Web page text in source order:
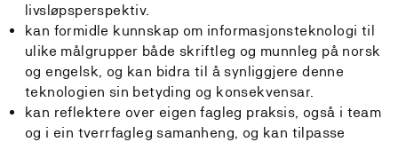
livsløpsperspektiv.
kan formidle kunnskap om informasjonsteknologi til
ulike målgrupper både skriftleg og munnleg på norsk
og engelsk, og kan bidra til å synliggjere denne
teknologien sin betyding og konsekvensar.
kan reflektere over eigen fagleg praksis, også i team
og i ein tverrfagleg samanheng, og kan tilpasse